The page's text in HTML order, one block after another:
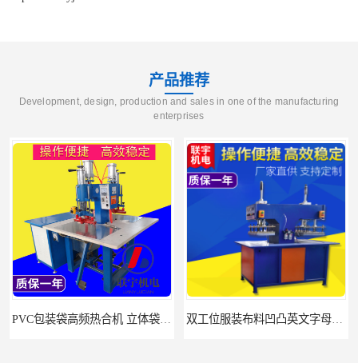
产品推荐
Development, design, production and sales in one of the manufacturing
enterprises